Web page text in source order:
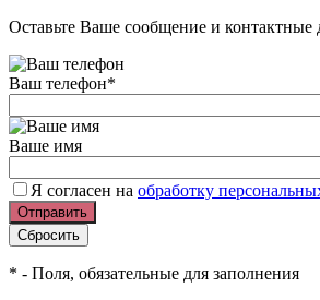
Оставьте Ваше сообщение и
Ваш телефон*
Ваше имя
Я согласен на обработку
* - Поля, обязательные для заполнения